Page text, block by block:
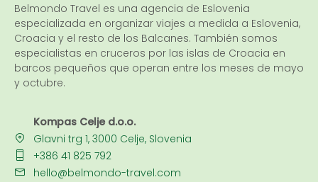
Belmondo Travel es una agencia de Eslovenia
especializada en organizar viajes a medida a Eslovenia,
Croacia y el resto de los Balcanes. También somos
especialistas en cruceros por las islas de Croacia en
barcos pequeños que operan entre los meses de mayo
y octubre.
Kompas Celje d.o.o.
Glavni trg 1, 3000 Celje, Slovenia
+386 41 825 792
hello@belmondo-travel.com